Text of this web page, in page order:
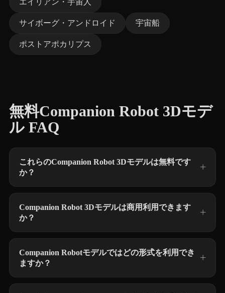
エイリアン・宇宙人
サイボーグ・アンドロイド 宇宙船
ポストアポカリプス
無料Companion Robot 3Dモデ
ル FAQ
これらのCompanion Robot 3Dモデルは無料です
か？
Companion Robot 3Dモデルは商用利用できます
か？
Companion Robotモデルではどの形式を利用でき
ますか？